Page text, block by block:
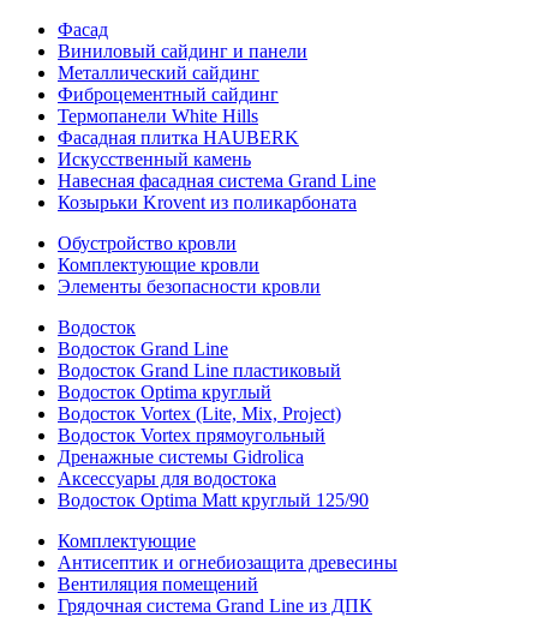
Фасад
Виниловый сайдинг и панели
Металлический сайдинг
Фиброцементный сайдинг
Термопанели White Hills
Фасадная плитка HAUBERK
Искусственный камень
Навесная фасадная система Grand Line
Козырьки Krovent из поликарбоната
Обустройство кровли
Комплектующие кровли
Элементы безопасности кровли
Водосток
Водосток Grand Line
Водосток Grand Line пластиковый
Водосток Optima круглый
Водосток Vortex (Lite, Mix, Project)
Водосток Vortex прямоугольный
Дренажные системы Gidrolica
Аксессуары для водостока
Водосток Optima Matt круглый 125/90
Комплектующие
Антисептик и огнебиозащита древесины
Вентиляция помещений
Грядочная система Grand Line из ДПК